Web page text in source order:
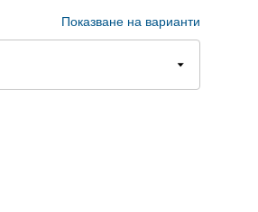
Показване на варианти